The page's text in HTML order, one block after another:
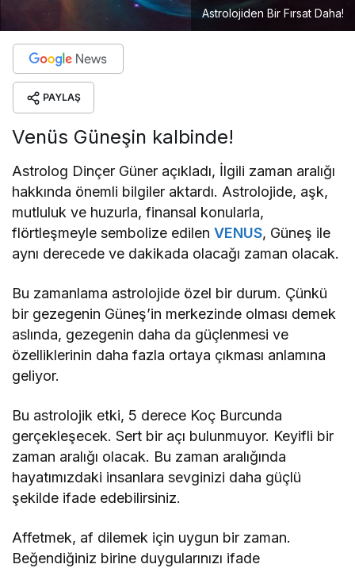
Astrolojiden Bir Fırsat Daha!
PAYLAŞ
Venüs Güneşin kalbinde!
Astrolog Dinçer Güner açıkladı, İlgili zaman aralığı
hakkında önemli bilgiler aktardı. Astrolojide, aşk,
mutluluk ve huzurla, finansal konularla,
flörtleşmeyle sembolize edilenVENUS, Güneş ile
aynı derecede ve dakikada olacağı zaman olacak.
Bu zamanlama astrolojide özel bir durum. Çünkü
bir gezegenin Güneş’in merkezinde olması demek
aslında, gezegenin daha da güçlenmesi ve
özelliklerinin daha fazla ortaya çıkması anlamına
geliyor.
Bu astrolojik etki, 5 derece Koç Burcunda
gerçekleşecek. Sert bir açı bulunmuyor. Keyifli bir
zaman aralığı olacak. Bu zaman aralığında
hayatımızdaki insanlara sevginizi daha güçlü
şekilde ifade edebilirsiniz.
Affetmek, af dilemek için uygun bir zaman.
Beğendiğiniz birine duygularınızı ifade